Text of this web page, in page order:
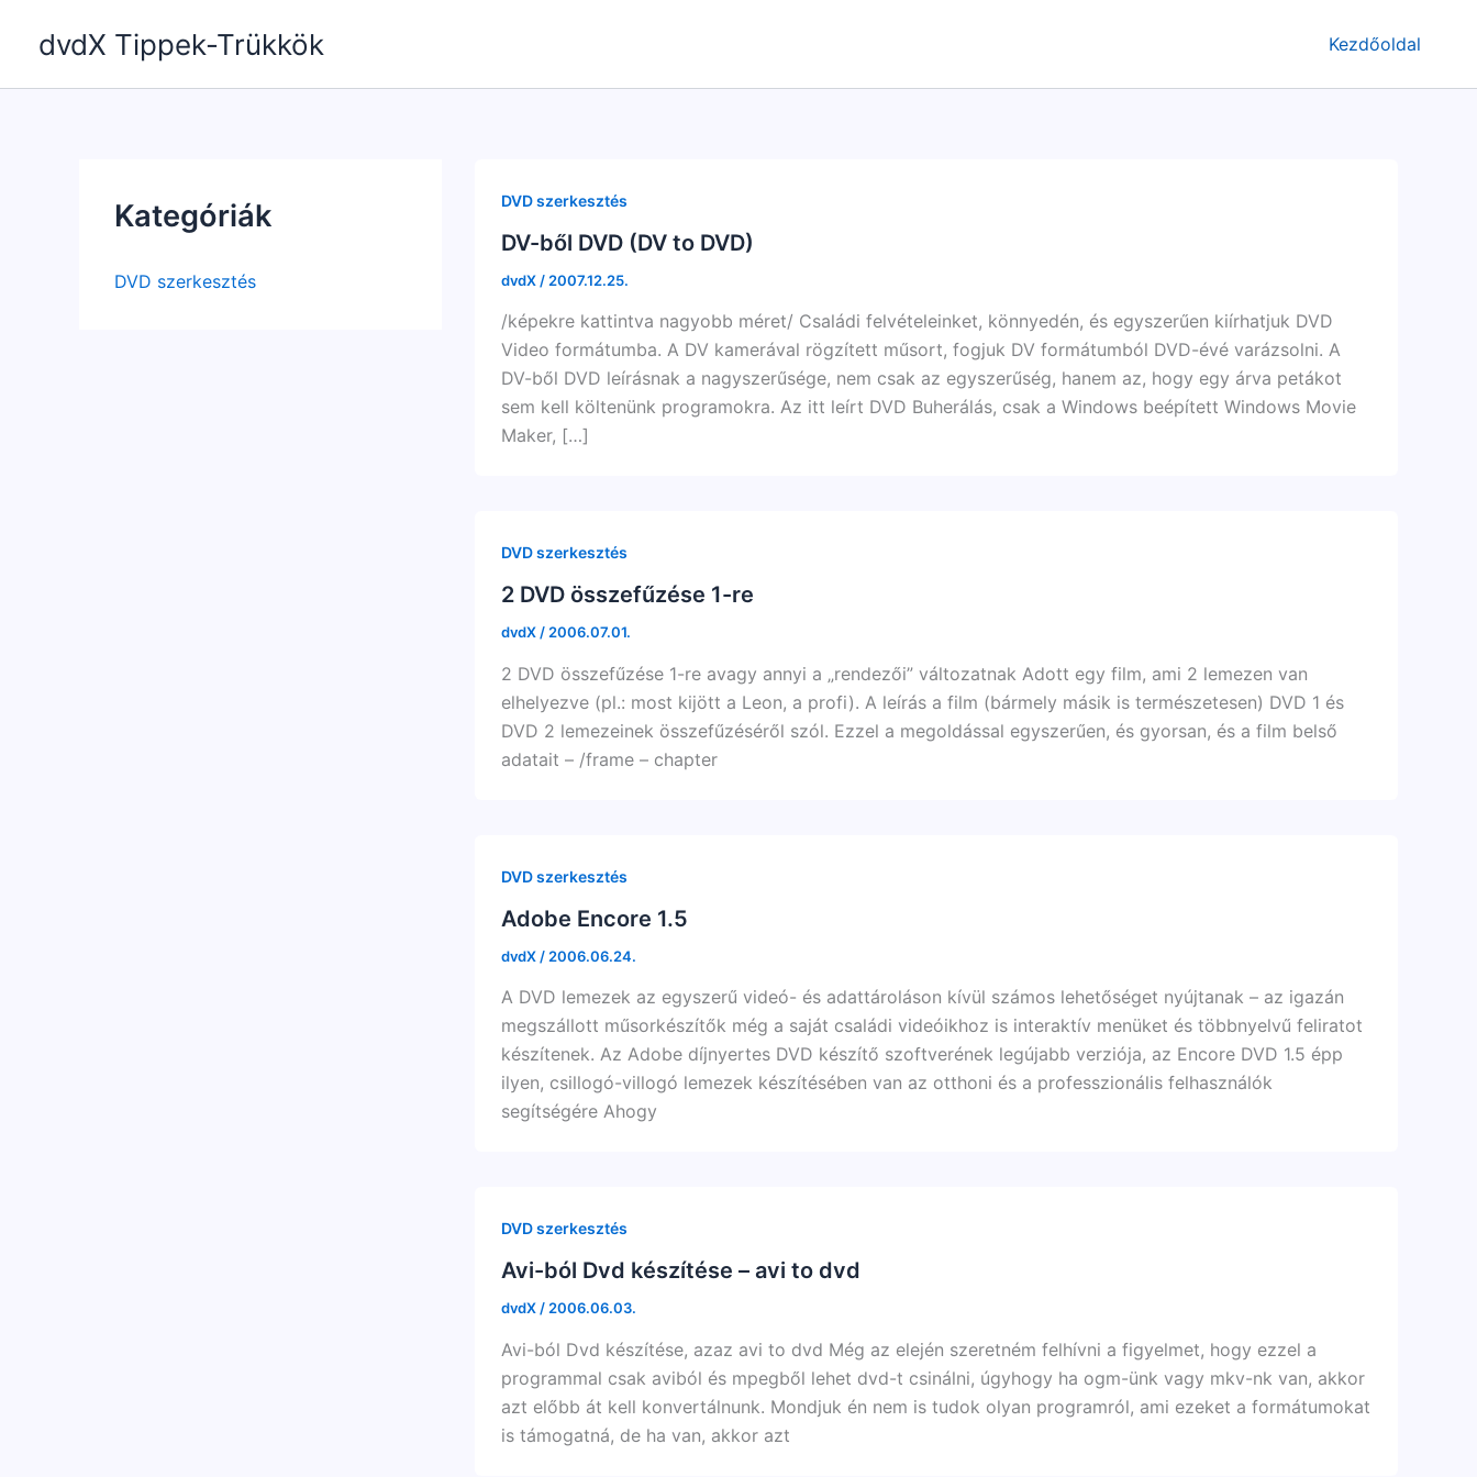
dvdX Tippek-Trükkök Kezdőoldal
Kategóriák
DVD szerkesztés
DVD szerkesztés
DV-ből DVD (DV to DVD)
dvdX / 2007.12.25.
/képekre kattintva nagyobb méret/ Családi felvételeinket, könnyedén, és egyszerűen kiírhatjuk DVD
Video formátumba. A DV kamerával rögzített műsort, fogjuk DV formátumból DVD-évé varázsolni. A
DV-ből DVD leírásnak a nagyszerűsége, nem csak az egyszerűség, hanem az, hogy egy árva petákot
sem kell költenünk programokra. Az itt leírt DVD Buherálás, csak a Windows beépített Windows Movie
Maker, […]
DVD szerkesztés
2 DVD összefűzése 1-re
dvdX / 2006.07.01.
2 DVD összefűzése 1-re avagy annyi a „rendezői” változatnak Adott egy film, ami 2 lemezen van
elhelyezve (pl.: most kijött a Leon, a profi). A leírás a film (bármely másik is természetesen) DVD 1 és
DVD 2 lemezeinek összefűzéséről szól. Ezzel a megoldással egyszerűen, és gyorsan, és a film belső
adatait – /frame – chapter
DVD szerkesztés
Adobe Encore 1.5
dvdX / 2006.06.24.
A DVD lemezek az egyszerű videó- és adattároláson kívül számos lehetőséget nyújtanak – az igazán
megszállott műsorkészítők még a saját családi videóikhoz is interaktív menüket és többnyelvű feliratot
készítenek. Az Adobe díjnyertes DVD készítő szoftverének legújabb verziója, az Encore DVD 1.5 épp
ilyen, csillogó-villogó lemezek készítésében van az otthoni és a professzionális felhasználók
segítségére Ahogy
DVD szerkesztés
Avi-ból Dvd készítése – avi to dvd
dvdX / 2006.06.03.
Avi-ból Dvd készítése, azaz avi to dvd Még az elején szeretném felhívni a figyelmet, hogy ezzel a
programmal csak aviból és mpegből lehet dvd-t csinálni, úgyhogy ha ogm-ünk vagy mkv-nk van, akkor
azt előbb át kell konvertálnunk. Mondjuk én nem is tudok olyan programról, ami ezeket a formátumokat
is támogatná, de ha van, akkor azt